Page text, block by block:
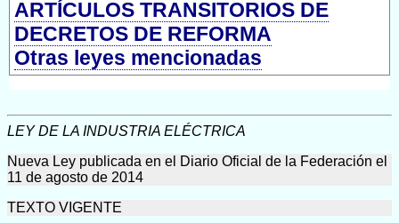
ARTÍCULOS TRANSITORIOS DE
DECRETOS DE REFORMA
Otras leyes mencionadas
LEY DE LA INDUSTRIA ELÉCTRICA
Nueva Ley publicada en el Diario Oficial de la Federación el
11 de agosto de 2014
TEXTO VIGENTE